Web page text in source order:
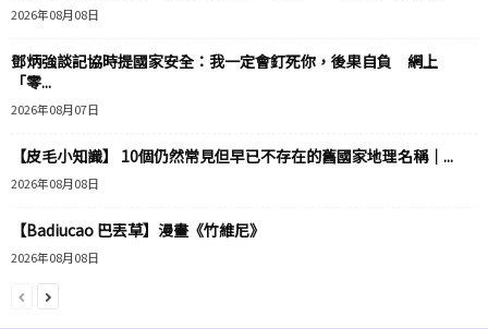
2026年08月08日
鄧炳強談記協時提國家安全：我一定會釘死你，後果自負 網上
「零...
2026年08月07日
【皮毛小知識】 10個仍然常見但早已不存在的舊國家地理名稱｜...
2026年08月08日
【Badiucao 巴丟草】漫畫《竹維尼》
2026年08月08日